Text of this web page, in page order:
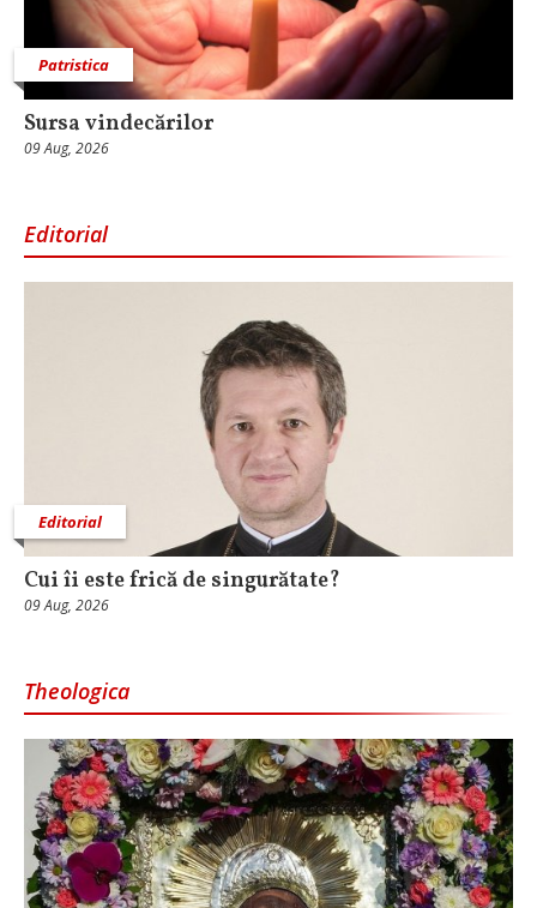
Patristica
Sursa vindecărilor
09 Aug, 2026
Editorial
Editorial
Cui îi este frică de singurătate?
09 Aug, 2026
Theologica